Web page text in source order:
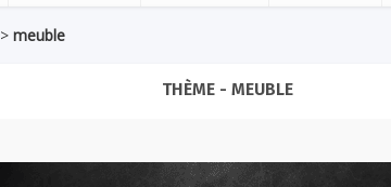
> meuble
THÈME - MEUBLE